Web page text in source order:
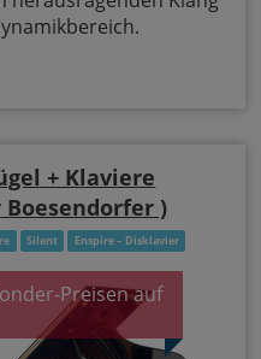
+ Klaviere
)
Silent Enspire – Disklavier
Preisen auf